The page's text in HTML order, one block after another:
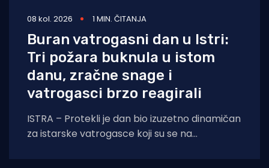
08 kol. 2026 1 MIN. ČITANJA
Buran vatrogasni dan u Istri:
Tri požara buknula u istom
danu, zračne snage i
vatrogasci brzo reagirali
ISTRA – Protekli je dan bio izuzetno dinamičan
za istarske vatrogasce koji su se na